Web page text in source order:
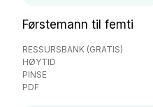
Førstemann til femti
RESSURSBANK (GRATIS)
HØYTID
PINSE
PDF